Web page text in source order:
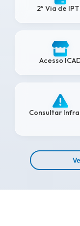
2ª Via de
Acesso
Consultar